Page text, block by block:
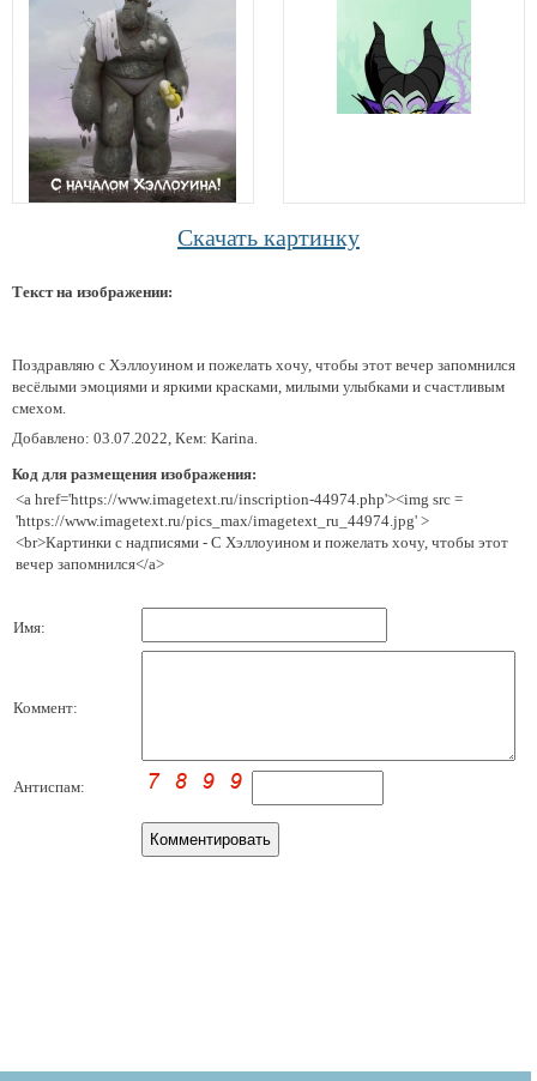
Скачать картинку
Текст на изображении:
Поздравляю с Хэллоуином и пожелать хочу, чтобы этот вечер запомнился
весёлыми эмоциями и яркими красками, милыми улыбками и счастливым
смехом.
Добавлено: 03.07.2022, Кем: Karina.
Код для размещения изображения:
<a href='https://www.imagetext.ru/inscription-44974.php'><img src =
'https://www.imagetext.ru/pics_max/imagetext_ru_44974.jpg' >
<br>Картинки с надписями - С Хэллоуином и пожелать хочу, чтобы этот
вечер запомнился</a>
Имя:
Коммент:
Антиспам: